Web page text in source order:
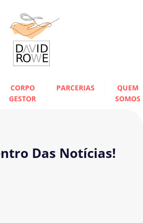
CORPO
GESTOR
PARCERIAS
QUEM
SOMOS
Das Notícias!